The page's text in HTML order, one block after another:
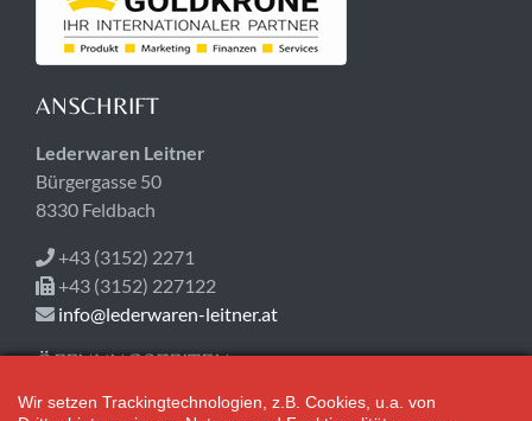
ANSCHRIFT
Lederwaren Leitner
Bürgergasse 50
8330 Feldbach
+43 (3152) 2271
+43 (3152) 227122
info@lederwaren-leitner.at
ÖFFNUNGSZEITEN
Jetzt geöffnet!
Wir setzen Trackingtechnologien, z.B. Cookies, u.a. von